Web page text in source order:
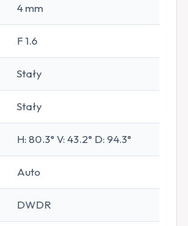
4 mm
F 1.6
Stały
Stały
H: 80.3° V: 43.2° D: 94.3°
Auto
DWDR